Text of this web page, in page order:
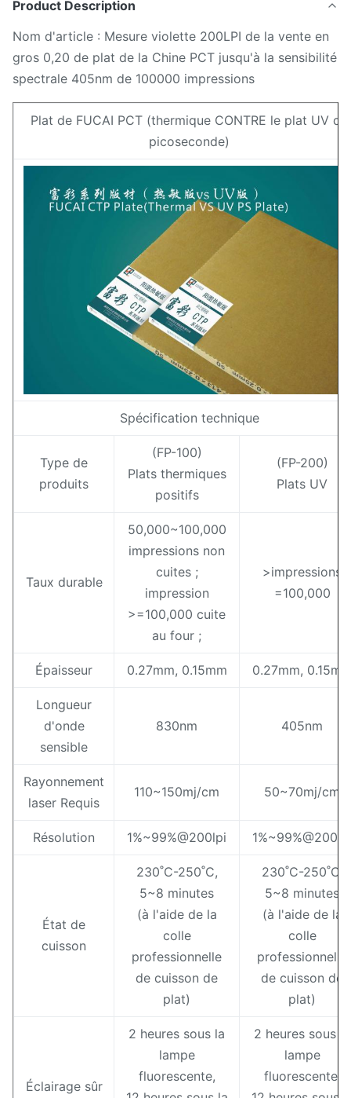
Product Description
Nom d'article : Mesure violette 200LPI de la vente en
gros 0,20 de plat de la Chine PCT jusqu'à la sensibilité
spectrale 405nm de 100000 impressions
Plat de FUCAI PCT (thermique CONTRE le plat UV de
picoseconde)
Spécification technique
Type de
produits
(FP-100)
Plats thermiques
positifs
(FP-200)
Plats UV
Taux durable
50,000~100,000
impressions non
cuites ;
impression
>=100,000 cuite
au four ;
>impressions
=100,000
Épaisseur 0.27mm, 0.15mm 0.27mm,
Longueur
d'onde
sensible
830nm 405nm
Rayonnement
laser Requis
110~150mj/cm 50~70mj/cm
Résolution 1%~99%@200lpi 1%~99%@200lpi
État de
cuisson
230˚C-250˚C,
5~8 minutes
(à l'aide de la
colle
professionnelle
de cuisson de
plat)
230˚C-250˚C,
5~8 minutes
(à l'aide de la
colle
professionnelle
de cuisson de
plat)
Éclairage sûr
2 heures sous la
lampe
fluorescente,
2 heures sous la
lampe
fluorescente,